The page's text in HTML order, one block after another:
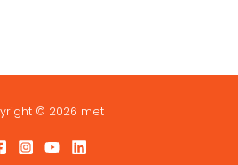
© 2026 met